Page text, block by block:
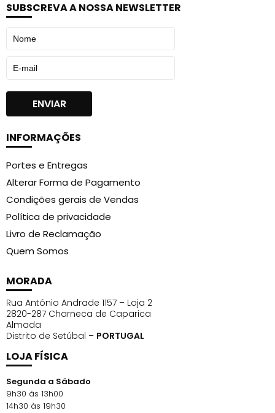
SUBSCREVA A NOSSA NEWSLETTER
INFORMAÇÕES
Portes e Entregas
Alterar Forma de Pagamento
Condições gerais de Vendas
Política de privacidade
Livro de Reclamação
Quem Somos
MORADA
Rua António Andrade 1157 – Loja 2
2820-287 Charneca de Caparica
Almada
Distrito de Setúbal – PORTUGAL
LOJA FÍSICA
Segunda a Sábado
9h30 às 13h00
14h30 às 19h30